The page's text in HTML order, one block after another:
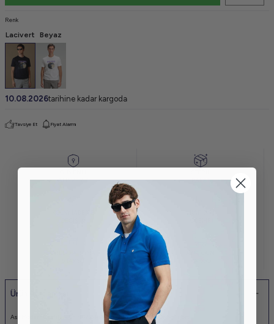
Renk
Lacivert Beyaz
10.08.2026tarihine kadar kargoda
Tavsiye Et Fiyat Alarmı
ALIŞVERİŞ
PAKET
Ürün Açıklaması
Ash Modern Grafik T- Shirt %95 Pamuk%5 Elastan Erkek Örme Tisört